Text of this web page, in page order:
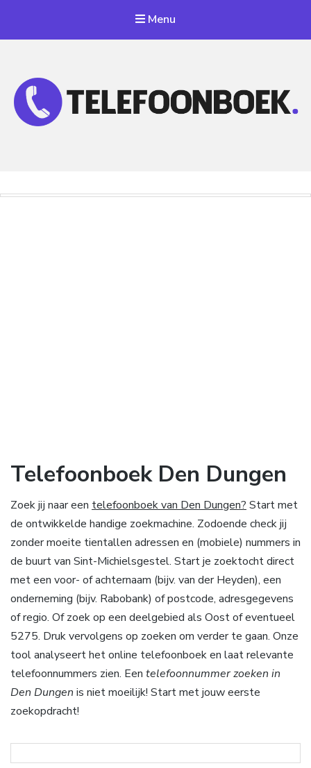
Menu
Telefoonboek Den Dungen
Zoek jij naar een telefoonboek van Den Dungen? Start met
de ontwikkelde handige zoekmachine. Zodoende check jij
zonder moeite tientallen adressen en (mobiele) nummers in
de buurt van Sint-Michielsgestel. Start je zoektocht direct
met een voor- of achternaam (bijv. van der Heyden), een
onderneming (bijv. Rabobank) of postcode, adresgegevens
of regio. Of zoek op een deelgebied als Oost of eventueel
5275. Druk vervolgens op zoeken om verder te gaan. Onze
tool analyseert het online telefoonboek en laat relevante
telefoonnummers zien. Een telefoonnummer zoeken in
Den Dungen is niet moeilijk! Start met jouw eerste
zoekopdracht!